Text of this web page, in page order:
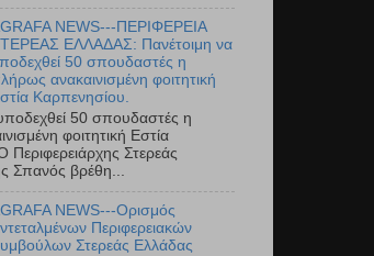
NEWS---ΠΕΡΙΦΕΡΕΙΑ
ΕΛΛΑΔΑΣ: Πανέτοιμη να
50 σπουδαστές η
ανακαινισμένη φοιτητική
Καρπενησίου.
50 σπουδαστές η
φοιτητική Εστία
Περιφερειάρχης Στερεάς
Σπανός βρέθη...
NEWS---Ορισμός
Περιφερειακών
Στερεάς Ελλάδας